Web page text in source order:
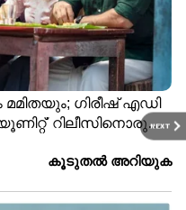
NEXT